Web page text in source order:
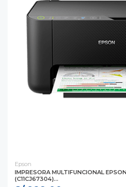
Epson
IMPRESORA MULTIFUNCIONAL
(C11CJ67304)...